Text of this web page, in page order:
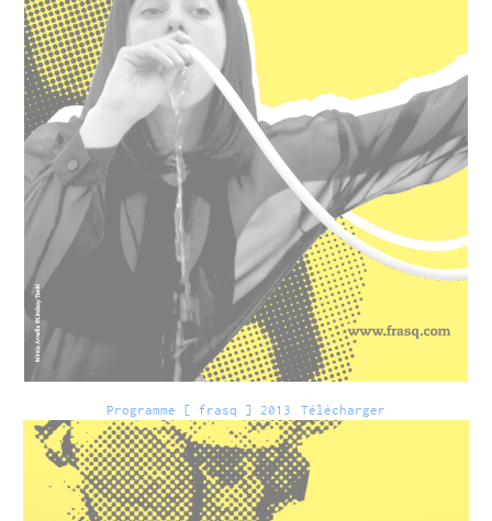
Programme [ frasq ] 2013 Télécharger